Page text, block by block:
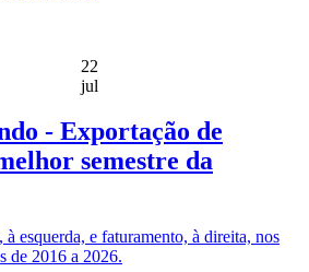
22
jul
- Exportação de
semestre da
esquerda, e faturamento, à direita, nos
de 2016 a 2026.